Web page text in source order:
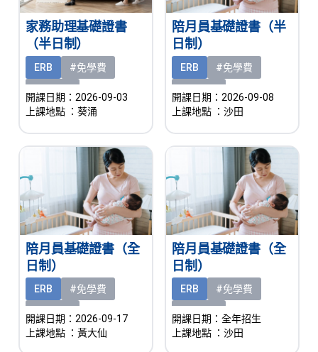
家務助理基礎證書
（半日制）
ERB
#免學費
#有津貼
開課日期：2026-09-03
上課地點 ：葵涌
陪月員基礎證書（半
日制）
ERB
#免學費
#有津貼
開課日期：2026-09-08
上課地點 ：沙田
陪月員基礎證書（全
日制）
ERB
#免學費
#有津貼
開課日期：2026-09-17
上課地點 ：黃大仙
陪月員基礎證書（全
日制）
ERB
#免學費
#有津貼
開課日期：全年招生
上課地點 ：沙田